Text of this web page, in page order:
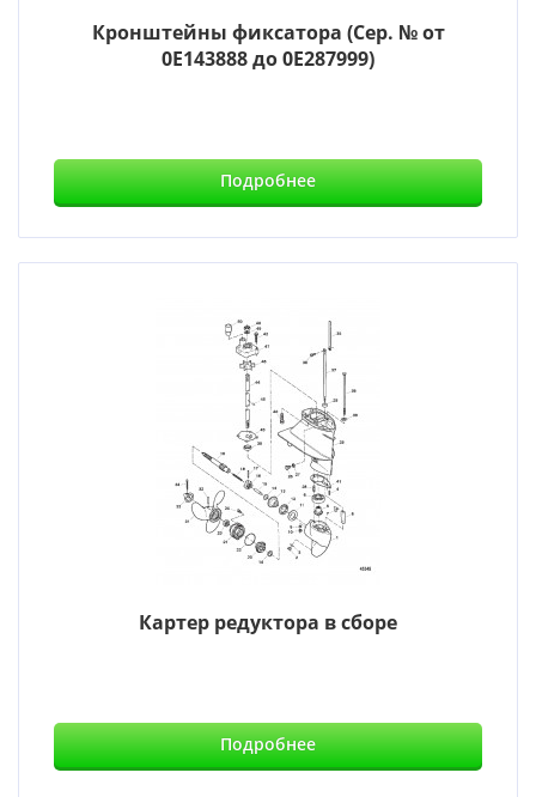
Кронштейны фиксатора (Сер. № от
0E143888 до 0E287999)
Подробнее
Картер редуктора в сборе
Подробнее